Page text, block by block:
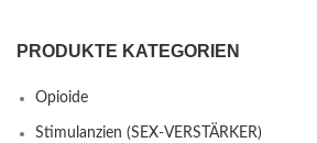
PRODUKTE KATEGORIEN
Opioide
Stimulanzien (SEX-VERSTÄRKER)